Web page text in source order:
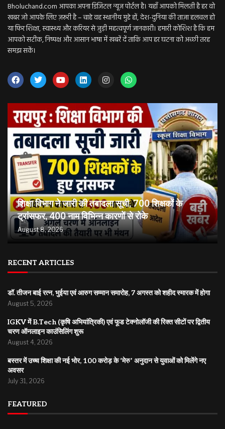
Bholuchand.com आपका अपना डिजिटल न्यूज़ पोर्टल है। यहाँ आपको मिलती है हर वो
खबर जो आपके लिए ज़रूरी है – चाहे वह स्थानीय मुद्दे हों, देश-दुनिया की ताज़ा हलचल हो
या फिर शिक्षा, स्वास्थ्य और करियर से जुड़ी महत्वपूर्ण जानकारी। हमारी कोशिश है कि हम
आपको सटीक, निष्पक्ष और आसान भाषा में खबरें दें ताकि आप हर घटना को अच्छी तरह
समझ सकें।
शिक्षा विभाग ने जारी की तबादला सूची, 700 शिक्षकों के
ट्रांसफर, 400 नाम विभिन्न कारणों से रोके
August 8, 2026
RECENT ARTICLES
डॉ. तीजन बाई रत्न, भुईया एवं आरुग सम्मान समारोह, 7 अगस्त को शहीद स्मारक में होगा
August 5, 2026
IGKV में B.Tech (कृषि अभियांत्रिकी) एवं फूड टेक्नोलॉजी की रिक्त सीटों पर द्वितीय
चरण ऑनलाइन काउंसिलिंग शुरू
August 4, 2026
बस्तर में उच्च शिक्षा की नई भोर, 100 करोड़ के ‘मेरु’ अनुदान से युवाओं को मिलेंगे नए
अवसर
July 31, 2026
FEATURED